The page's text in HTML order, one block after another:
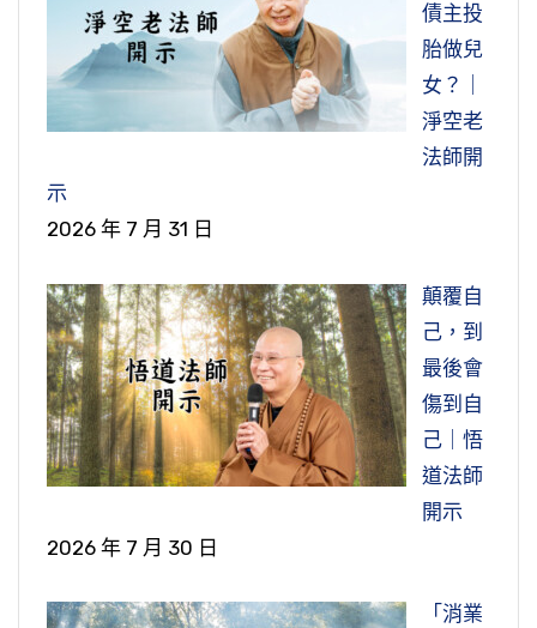
債主投
胎做兒
女？｜
淨空老
法師開
示
2026 年 7 月 31 日
顛覆自
己，到
最後會
傷到自
己｜悟
道法師
開示
2026 年 7 月 30 日
「消業